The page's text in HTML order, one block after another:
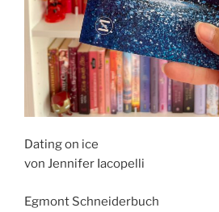
Dating on ice
von Jennifer Iacopelli
Egmont Schneiderbuch